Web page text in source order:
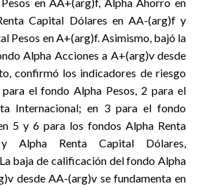
Capital Dólares en AA-(arg)f y
Pesos en A+(arg)f. Asimismo, bajó la
Alpha Acciones a A+(arg)v desde
confirmó los indicadores de riesgo
el fondo Alpha Pesos, 2 para el
Internacional; en 3 para el fondo
5 y 6 para los fondos Alpha Renta
Alpha Renta Capital Dólares,
baja de calificación del fondo Alpha
desde AA-(arg)v se fundamenta en